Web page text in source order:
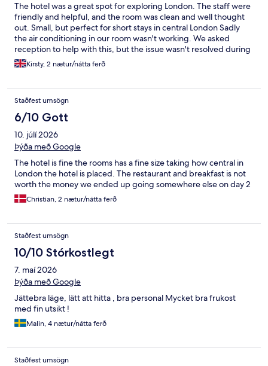
The hotel was a great spot for exploring London. The staff were
friendly and helpful, and the room was clean and well thought
out. Small, but perfect for short stays in central London Sadly
the air conditioning in our room wasn't working. We asked
reception to help with this, but the issue wasn't resolved during
our stay.Kirsty, 2 nætur/nátta ferð
Staðfest umsögn
6/10 Gott
10. júlí 2026
Þýða með Google
The hotel is fine the rooms has a fine size taking how central in
London the hotel is placed. The restaurant and breakfast is not
worth the money we ended up going somewhere else on day 2
Christian, 2 nætur/nátta ferð
Staðfest umsögn
10/10 Stórkostlegt
7. maí 2026
Þýða með Google
Jättebra läge, lätt att hitta , bra personal Mycket bra frukost
med fin utsikt !
Malin, 4 nætur/nátta ferð
Staðfest umsögn